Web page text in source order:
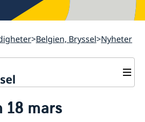
Belgien, Bryssel Nyheter
18 mars